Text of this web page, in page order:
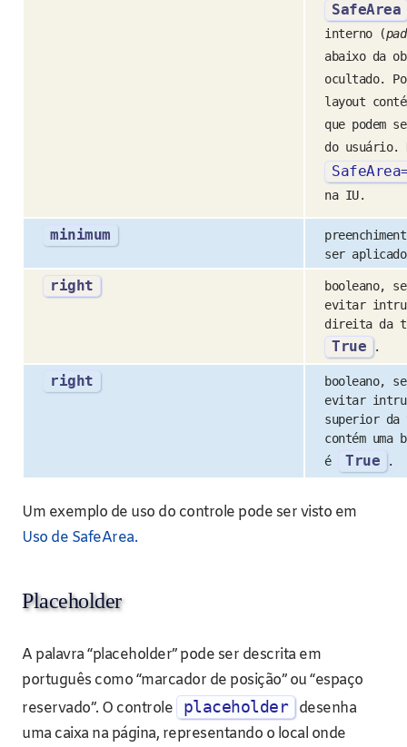
SafeArea
interno (
abaixo da
ocultado.
layout
que podem
do usuário.
SafeArea
na IU.
minimum
ser
right
booleano,
evitar
direita da
True .
right
booleano,
evitar
superior da
contém
é
True .
Um exemplo de uso do controle pode ser visto em
Uso de SafeArea.
Placeholder
A palavra “placeholder” pode ser descrita em
português como “marcador de posição” ou “espaço
reservado”. O controle
placeholder
desenha
uma caixa na página, representando o local onde